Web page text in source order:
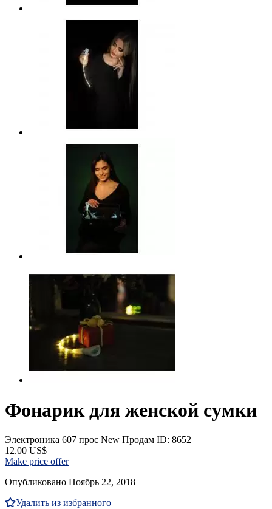
Фонарик для женской сумки
Электроника 607 прос New Продам ID: 8652
12.00 US$
Make price offer
Опубликовано Ноябрь 22, 2018
Удалить из избранного